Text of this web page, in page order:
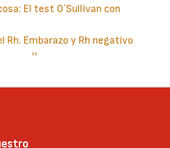
El test O´Sullivan con
Rh. Embarazo y Rh negativo
Siguiente
››